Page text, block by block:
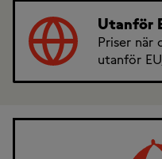
Utanför
Priser när
utanför